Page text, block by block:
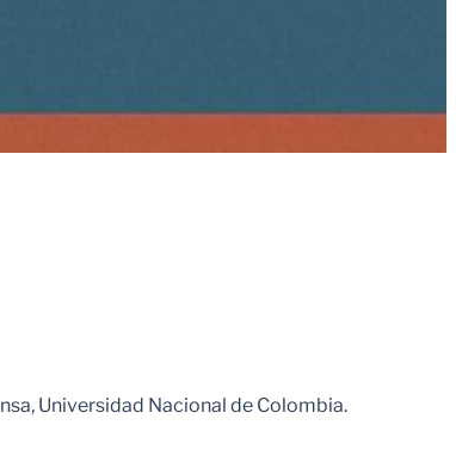
Universidad Nacional de Colombia.